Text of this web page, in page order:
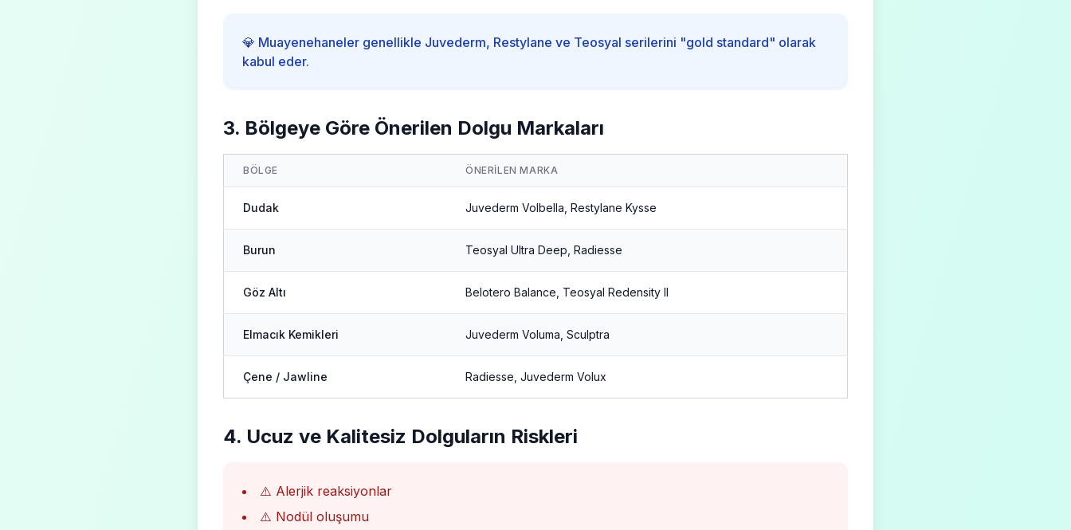
💎 Muayenehaneler genellikle Juvederm, Restylane ve Teosyal serilerini "gold standard" olarak
kabul eder.
3. Bölgeye Göre Önerilen Dolgu Markaları
BÖLGE ÖNERILEN MARKA
Dudak Juvederm Volbella, Restylane Kysse
Burun Teosyal Ultra Deep, Radiesse
Göz Altı Belotero Balance, Teosyal Redensity II
Elmacık Kemikleri Juvederm Voluma, Sculptra
Çene / Jawline Radiesse, Juvederm Volux
4. Ucuz ve Kalitesiz Dolguların Riskleri
⚠️ Alerjik reaksiyonlar
⚠️ Nodül oluşumu